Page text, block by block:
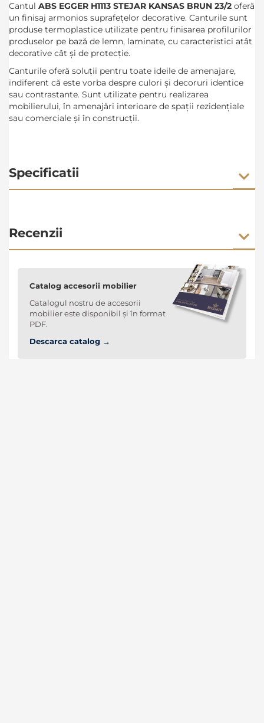
Cantul ABS EGGER H1113 STEJAR KANSAS BRUN 23/2 oferă
un finisaj armonios suprafețelor decorative. Canturile sunt
produse termoplastice utilizate pentru finisarea profilurilor
produselor pe bază de lemn, laminate, cu caracteristici atât
decorative cât şi de protecţie.
Canturile oferă soluții pentru toate ideile de amenajare,
indiferent că este vorba despre culori și decoruri identice
sau contrastante. Sunt utilizate pentru realizarea
mobilierului, în amenajări interioare de spații rezidențiale
sau comerciale și în construcții.
Specificatii
Recenzii
Catalog accesorii mobilier
Catalogul nostru de accesorii
mobilier este disponibil și în format
PDF.
Descarca catalog →